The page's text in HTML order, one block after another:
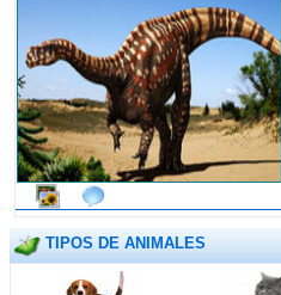
TIPOS DE ANIMALES